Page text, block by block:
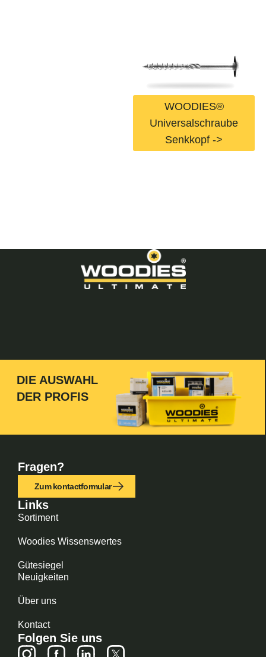
WOODIES®
Universalschraube
Senkkopf ->
DIE AUSWAHL
DER PROFIS
Fragen?
Zum kontactformular
Links
Sortiment
Woodies Wissenswertes
Gütesiegel
Neuigkeiten
Über uns
Kontact
Folgen Sie uns